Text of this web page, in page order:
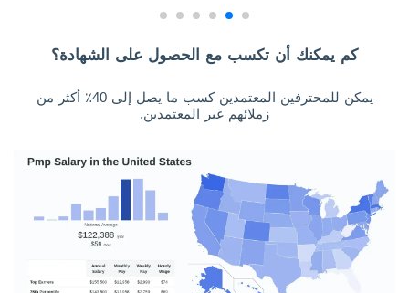
كم يمكنك أن تكسب مع الحصول على الشهادة؟
يمكن للمحترفين المعتمدين كسب ما يصل إلى 40٪ أكثر من
زملائهم غير المعتمدين.